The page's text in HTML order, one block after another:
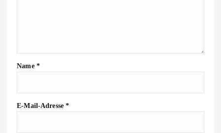
Name *
E-Mail-Adresse*